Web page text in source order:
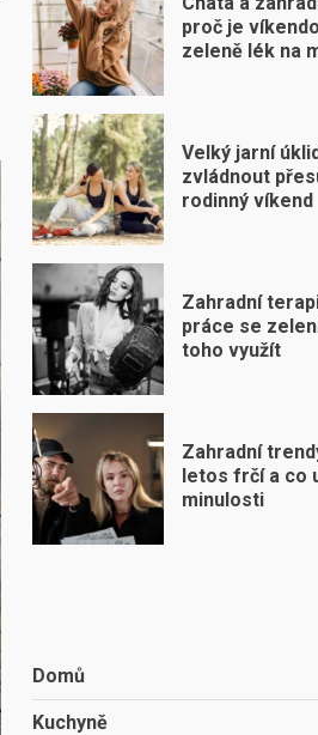
proč je
zeleně lék na
Velký jarní
zvládnout
rodinný víkend
Zahradní
práce se
toho využít
Zahradní
letos frčí a co
minulosti
Domů
Kuchyně